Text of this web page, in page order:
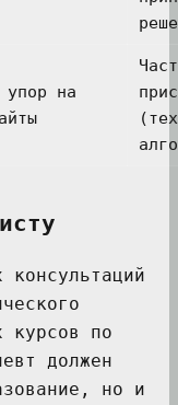
упор на
консультаций
курсов по
должен
но и